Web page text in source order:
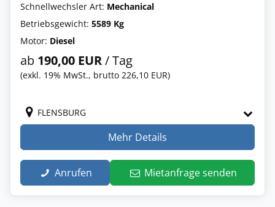
Schnellwechsler Art: Mechanical
Betriebsgewicht: 5589 Kg
Motor: Diesel
ab 190,00 EUR/ Tag
(exkl. 19% MwSt., brutto 226,10 EUR)
FLENSBURG
Mehr Details
Anrufen Mietanfrage senden